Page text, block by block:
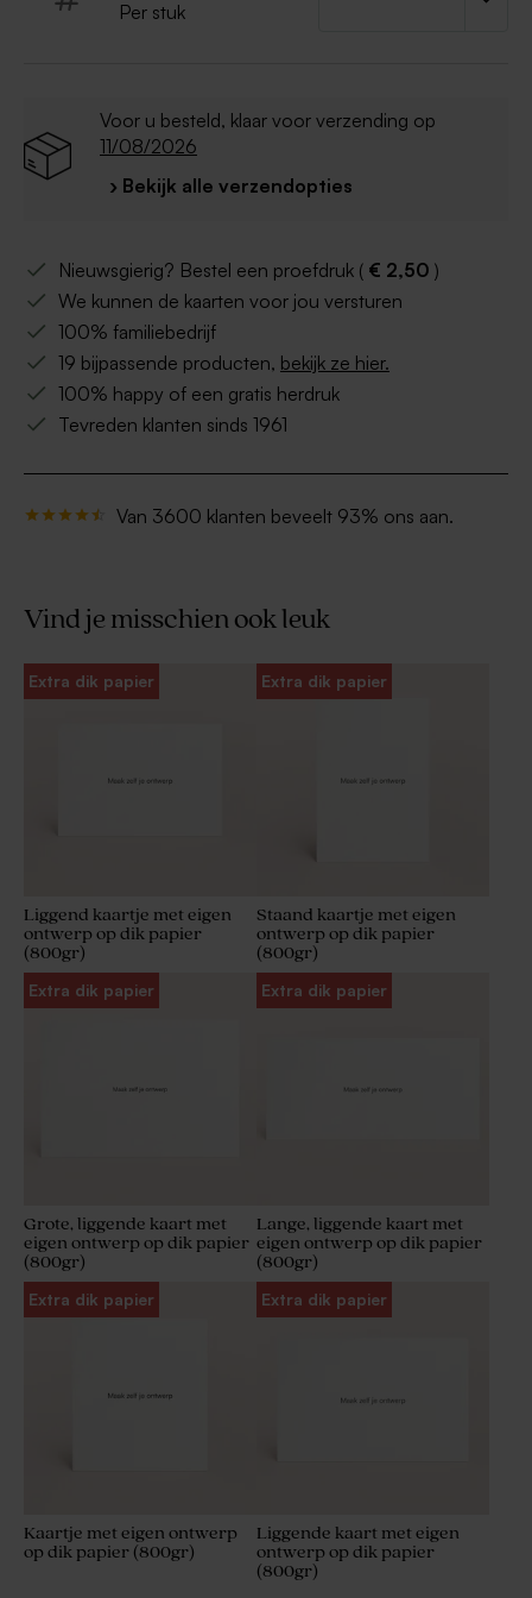
Enkele kaart
- Een eigen bestand opladen: PDF formaat
(CMYK - min. 300 dpi)
- Kies voor glanzend papier bij afdruk van een
het dik papier.
Per stuk
Voor u besteld, klaar voor verzending op
11/08/2026
› Bekijk alle verzendopties
Nieuwsgierig? Bestel een proefdruk ( € 2,50 )
We kunnen de kaarten voor jou versturen
100% familiebedrijf
19 bijpassende producten, bekijk ze hier.
100% happy of een gratis herdruk
Tevreden klanten sinds 1961
Van 3600 klanten beveelt 93% ons aan.
Vind je misschien ook leuk
Extra dik papier
Liggend kaartje met eigen
ontwerp op dik papier
(800gr)
Extra dik papier
Staand kaartje met eigen
ontwerp op dik papier
(800gr)
Extra dik papier
Grote, liggende kaart met
eigen ontwerp op dik papier
(800gr)
Extra dik papier
Lange, liggende kaart met
eigen ontwerp op dik papier
(800gr)
Extra dik papier
Kaartje met eigen ontwerp
op dik papier (800gr)
Extra dik papier
Liggende kaart met eigen
ontwerp op dik papier
(800gr)